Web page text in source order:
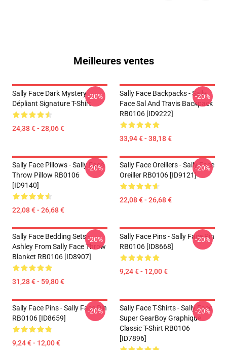
Meilleures ventes
Sally Face Dark Mystery
Dépliant Signature T-Shirt
24,38 € - 28,06 €
-20%
Sally Face Backpacks - Sally
Face Sal And Travis Backpack
RB0106 [ID9222]
33,94 € - 38,18 €
-20%
Sally Face Pillows - Sally Face.
Throw Pillow RB0106
[ID9140]
22,08 € - 26,68 €
-20%
Sally Face Oreillers - Sally Face
Oreiller RB0106 [ID9121]
22,08 € - 26,68 €
-20%
Sally Face Bedding Sets -
Ashley From Sally Face Throw
Blanket RB0106 [ID8907]
31,28 € - 59,80 €
-20%
Sally Face Pins - Sally Face Pin
RB0106 [ID8668]
9,24 € - 12,00 €
-20%
Sally Face Pins - Sally Face Pin
RB0106 [ID8659]
9,24 € - 12,00 €
-20%
Sally Face T-Shirts - Sally Face
Super GearBoy Graphique
Classic T-Shirt RB0106
[ID7896]
-20%